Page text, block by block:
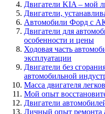
Двигатели KIA – мой
Двигатели,
Автомобили Форд с
Двигатели для
особенности и цены
Ходовая часть
эксплуатации
Двигатели без
автомобильной
Масса двигателя
Мой опыт
Двигатели
Личный опыт ремонта